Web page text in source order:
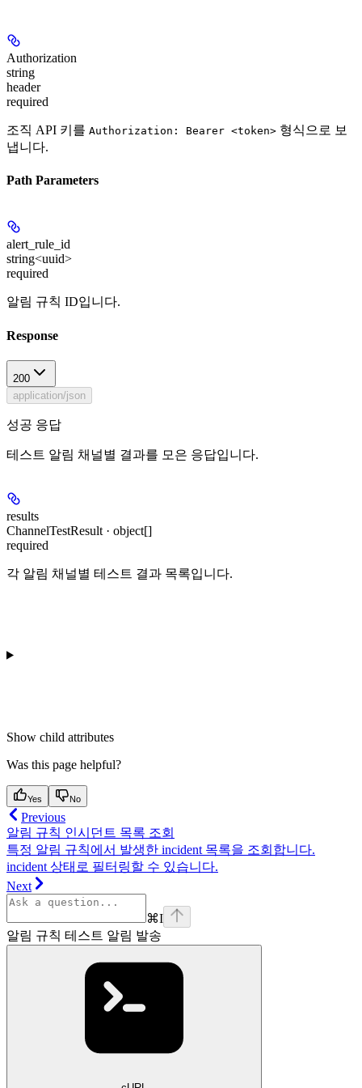
Authorization
string
header
required
조직 API 키를 Authorization: Bearer <token> 형식으로 보
냅니다.
Path Parameters
alert_rule_id
string<uuid>
required
알림 규칙 ID입니다.
Response
200
application/json
성공 응답
테스트 알림 채널별 결과를 모은 응답입니다.
results
ChannelTestResult · object[]
required
각 알림 채널별 테스트 결과 목록입니다.
Show child attributes
Was this page helpful?
Yes No
Previous
알림 규칙 인시던트 목록 조회
특정 알림 규칙에서 발생한 incident 목록을 조회합니다.
incident 상태로 필터링할 수 있습니다.
Next
⌘I
알림 규칙 테스트 알림 발송